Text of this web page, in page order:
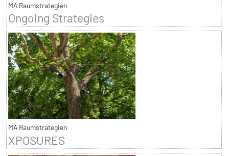
MA Raumstrategien
Ongoing Strategies
MA Raumstrategien
XPOSURES